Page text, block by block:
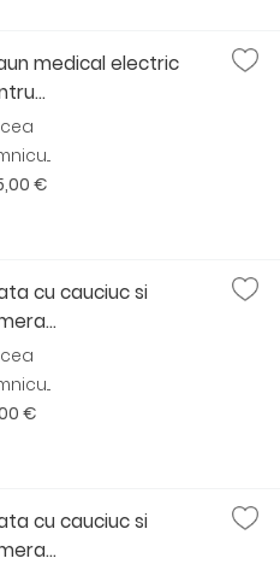
medical electric
€
cu cauciuc si
€
cu cauciuc si